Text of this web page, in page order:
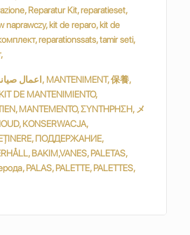
DE MANTENIMIENTO,
MANTEMENTO, ΣΥΝΤΗΡΗΣΗ, メ
KONSERWACJA,
ПОДДЕРЖАНИЕ,
BAKIM,VANES, PALETAS,
PALAS, PALETTE, PALETTES,